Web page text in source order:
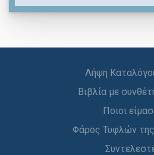
Λήψη
Βιβλία με
Ποιοι
Φάρος Τυφλών